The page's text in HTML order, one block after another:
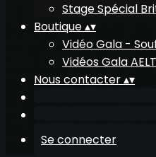
Stage Spécial
Boutique▴▾
Vidéo Gala -
Vidéos Gala
Nous contacter▴▾
Se connecter